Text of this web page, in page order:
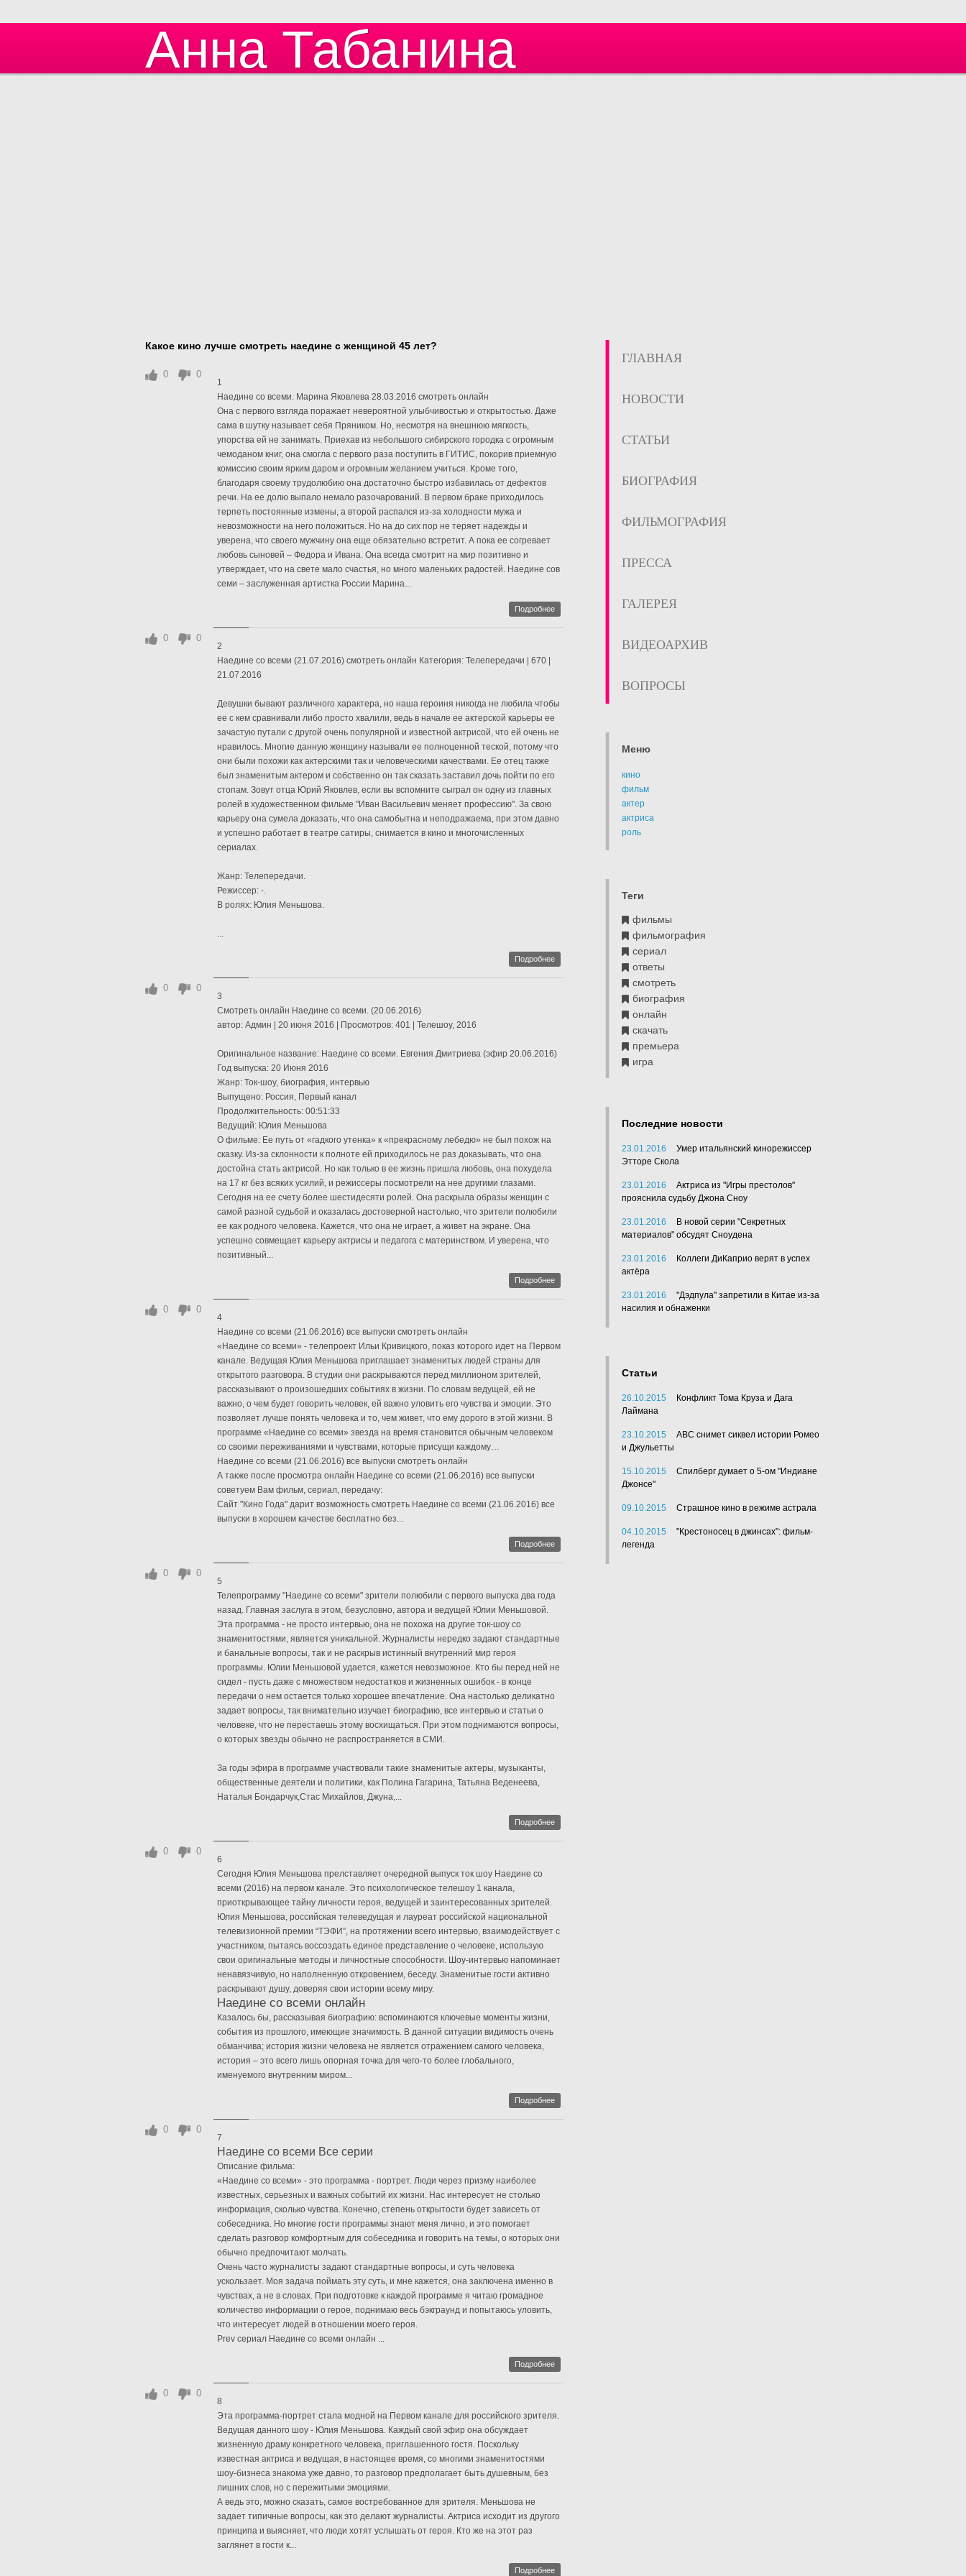
Анна Табанина
Какое кино лучше смотреть наедине с женщиной 45 лет?
1
Наедине со всеми. Марина Яковлева 28.03.2016 смотреть онлайн
Она с первого взгляда поражает невероятной улыбчивостью и открытостью. Даже
сама в шутку называет себя Пряником. Но, несмотря на внешнюю мягкость,
упорства ей не занимать. Приехав из небольшого сибирского городка с огромным
чемоданом книг, она смогла с первого раза поступить в ГИТИС, покорив приемную
комиссию своим ярким даром и огромным желанием учиться. Кроме того,
благодаря своему трудолюбию она достаточно быстро избавилась от дефектов
речи. На ее долю выпало немало разочарований. В первом браке приходилось
терпеть постоянные измены, а второй распался из-за холодности мужа и
невозможности на него положиться. Но на до сих пор не теряет надежды и
уверена, что своего мужчину она еще обязательно встретит. А пока ее согревает
любовь сыновей – Федора и Ивана. Она всегда смотрит на мир позитивно и
утверждает, что на свете мало счастья, но много маленьких радостей. Наедине сов
семи – заслуженная артистка России Марина...
0 0
Подробнее
2
Наедине со всеми (21.07.2016) смотреть онлайн Категория: Телепередачи | 670 |
21.07.2016
Девушки бывают различного характера, но наша героиня никогда не любила чтобы
ее с кем сравнивали либо просто хвалили, ведь в начале ее актерской карьеры ее
зачастую путали с другой очень популярной и известной актрисой, что ей очень не
нравилось. Многие данную женщину называли ее полноценной теской, потому что
они были похожи как актерскими так и человеческими качествами. Ее отец также
был знаменитым актером и собственно он так сказать заставил дочь пойти по его
стопам. Зовут отца Юрий Яковлев, если вы вспомните сыграл он одну из главных
ролей в художественном фильме "Иван Васильевич меняет профессию". За свою
карьеру она сумела доказать, что она самобытна и неподражаема, при этом давно
и успешно работает в театре сатиры, снимается в кино и многочисленных
сериалах.
Жанр: Телепередачи.
Режиссер: -.
В ролях: Юлия Меньшова.
...
0 0
Подробнее
3
Смотреть онлайн Наедине со всеми. (20.06.2016)
автор: Админ | 20 июня 2016 | Просмотров: 401 | Телешоу, 2016
Оригинальное название: Наедине со всеми. Евгения Дмитриева (эфир 20.06.2016)
Год выпуска: 20 Июня 2016
Жанр: Ток-шоу, биография, интервью
Выпущено: Россия, Первый канал
Продолжительность: 00:51:33
Ведущий: Юлия Меньшова
О фильме: Ее путь от «гадкого утенка» к «прекрасному лебедю» не был похож на
сказку. Из-за склонности к полноте ей приходилось не раз доказывать, что она
достойна стать актрисой. Но как только в ее жизнь пришла любовь, она похудела
на 17 кг без всяких усилий, и режиссеры посмотрели на нее другими глазами.
Сегодня на ее счету более шестидесяти ролей. Она раскрыла образы женщин с
самой разной судьбой и оказалась достоверной настолько, что зрители полюбили
ее как родного человека. Кажется, что она не играет, а живет на экране. Она
успешно совмещает карьеру актрисы и педагога с материнством. И уверена, что
позитивный...
0 0
Подробнее
4
Наедине со всеми (21.06.2016) все выпуски смотреть онлайн
«Наедине со всеми» - телепроект Ильи Кривицкого, показ которого идет на Первом
канале. Ведущая Юлия Меньшова приглашает знаменитых людей страны для
открытого разговора. В студии они раскрываются перед миллионом зрителей,
рассказывают о произошедших событиях в жизни. По словам ведущей, ей не
важно, о чем будет говорить человек, ей важно уловить его чувства и эмоции. Это
позволяет лучше понять человека и то, чем живет, что ему дорого в этой жизни. В
программе «Наедине со всеми» звезда на время становится обычным человеком
со своими переживаниями и чувствами, которые присущи каждому…
Наедине со всеми (21.06.2016) все выпуски смотреть онлайн
А также после просмотра онлайн Наедине со всеми (21.06.2016) все выпуски
советуем Вам фильм, сериал, передачу:
Сайт "Кино Года" дарит возможность смотреть Наедине со всеми (21.06.2016) все
выпуски в хорошем качестве бесплатно без...
0 0
Подробнее
5
Телепрограмму "Наедине со всеми" зрители полюбили с первого выпуска два года
назад. Главная заслуга в этом, безусловно, автора и ведущей Юлии Меньшовой.
Эта программа - не просто интервью, она не похожа на другие ток-шоу со
знаменитостями, является уникальной. Журналисты нередко задают стандартные
и банальные вопросы, так и не раскрыв истинный внутренний мир героя
программы. Юлии Меньшовой удается, кажется невозможное. Кто бы перед ней не
сидел - пусть даже с множеством недостатков и жизненных ошибок - в конце
передачи о нем остается только хорошее впечатление. Она настолько деликатно
задает вопросы, так внимательно изучает биографию, все интервью и статьи о
человеке, что не перестаешь этому восхищаться. При этом поднимаются вопросы,
о которых звезды обычно не распространяется в СМИ.
За годы эфира в программе участвовали такие знаменитые актеры, музыканты,
общественные деятели и политики, как Полина Гагарина, Татьяна Веденеева,
Наталья Бондарчук,Стас Михайлов, Джуна,...
0 0
Подробнее
6
Сегодня Юлия Меньшова прелставляет очередной выпуск ток шоу Наедине со
всеми (2016) на первом канале. Это психологическое телешоу 1 канала,
приоткрывающее тайну личности героя, ведущей и заинтересованных зрителей.
Юлия Меньшова, российская телеведущая и лауреат российской национальной
телевизионной премии “ТЭФИ”, на протяжении всего интервью, взаимодействует с
участником, пытаясь воссоздать единое представление о человеке, использую
свои оригинальные методы и личностные способности. Шоу-интервью напоминает
ненавязчивую, но наполненную откровением, беседу. Знаменитые гости активно
раскрывают душу, доверяя свои истории всему миру.
Наедине со всеми онлайн
Казалось бы, рассказывая биографию: вспоминаются ключевые моменты жизни,
события из прошлого, имеющие значимость. В данной ситуации видимость очень
обманчива; история жизни человека не является отражением самого человека,
история – это всего лишь опорная точка для чего-то более глобального,
именуемого внутренним миром...
0 0
Подробнее
7
Наедине со всеми Все серии
Описание фильма:
«Наедине со всеми» - это программа - портрет. Люди через призму наиболее
известных, серьезных и важных событий их жизни. Нас интересует не столько
информация, сколько чувства. Конечно, степень открытости будет зависеть от
собеседника. Но многие гости программы знают меня лично, и это помогает
сделать разговор комфортным для собеседника и говорить на темы, о которых они
обычно предпочитают молчать.
Очень часто журналисты задают стандартные вопросы, и суть человека
ускользает. Моя задача поймать эту суть, и мне кажется, она заключена именно в
чувствах, а не в словах. При подготовке к каждой программе я читаю громадное
количество информации о герое, поднимаю весь бэкграунд и попытаюсь уловить,
что интересует людей в отношении моего героя.
Prev сериал Наедине со всеми онлайн ...
0 0
Подробнее
8
Эта программа-портрет стала модной на Первом канале для российского зрителя.
Ведущая данного шоу - Юлия Меньшова. Каждый свой эфир она обсуждает
жизненную драму конкретного человека, приглашенного гостя. Поскольку
известная актриса и ведущая, в настоящее время, со многими знаменитостями
шоу-бизнеса знакома уже давно, то разговор предполагает быть душевным, без
лишних слов, но с пережитыми эмоциями.
А ведь это, можно сказать, самое востребованное для зрителя. Меньшова не
задает типичные вопросы, как это делают журналисты. Актриса исходит из другого
принципа и выясняет, что люди хотят услышать от героя. Кто же на этот раз
заглянет в гости к...
0 0
Подробнее
ГЛАВНАЯ
НОВОСТИ
СТАТЬИ
БИОГРАФИЯ
ФИЛЬМОГРАФИЯ
ПРЕССА
ГАЛЕРЕЯ
ВИДЕОАРХИВ
ВОПРОСЫ
Меню
кино
фильм
актер
актриса
роль
Теги
фильмы
фильмография
сериал
ответы
смотреть
биография
онлайн
скачать
премьера
игра
Последние новости
23.01.2016
Умер итальянский кинорежиссер
Этторе Скола
23.01.2016
Актриса из "Игры престолов"
прояснила судьбу Джона Сноу
23.01.2016
В новой серии "Секретных
материалов" обсудят Сноудена
23.01.2016
Коллеги ДиКаприо верят в успех
актёра
23.01.2016
"Дэдпула" запретили в Китае из-за
насилия и обнаженки
Статьи
26.10.2015
Конфликт Тома Круза и Дага
Лаймана
23.10.2015
АВС снимет сиквел истории Ромео
и Джульетты
15.10.2015
Спилберг думает о 5-ом "Индиане
Джонсе"
09.10.2015 Страшное кино в режиме астрала
04.10.2015
"Крестоносец в джинсах": фильм-
легенда